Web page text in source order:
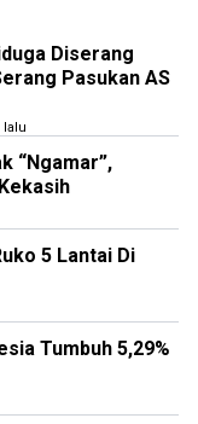
Diserang
Pasukan AS
lalu
“Ngamar”,
5 Lantai Di
Tumbuh 5,29%